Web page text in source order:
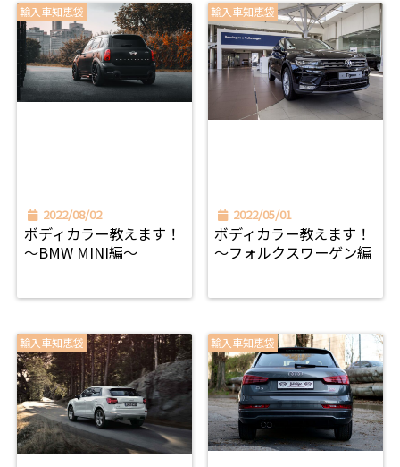
輸入車知恵袋
2022/08/02
ボディカラー教えます！
～BMW MINI編～
輸入車知恵袋
2022/05/01
ボディカラー教えます！
～フォルクスワーゲン編
輸入車知恵袋 輸入車知恵袋